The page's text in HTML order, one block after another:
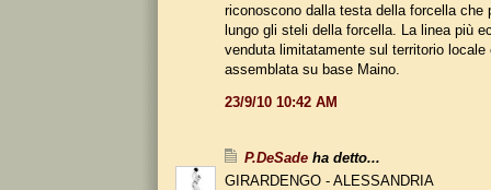
riconoscono dalla testa della forcella che
lungo gli steli della forcella. La linea più
venduta limitatamente sul territorio locale
assemblata su base Maino.
23/9/10 10:42 AM
P.DeSade ha detto...
GIRARDENGO - ALESSANDRIA